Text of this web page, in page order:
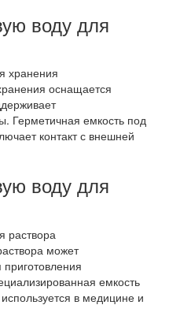
воду для
оснащается
Герметичная емкость под
контакт с внешней
воду для
может
емкость
в медицине и